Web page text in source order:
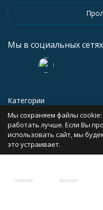
Главная Каталог
Мы в социальных
Категории
Информация
Политика персональных
Мы сохраняем файлы cookie:
работать лучше. Если Вы
использовать сайт, мы
это устраивает.